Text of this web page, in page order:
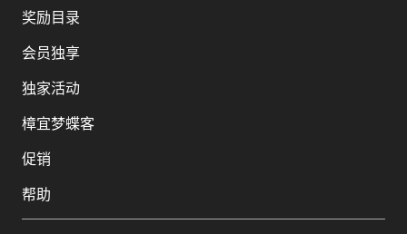
奖励目录
会员独享
独家活动
樟宜梦蝶客
促销
帮助